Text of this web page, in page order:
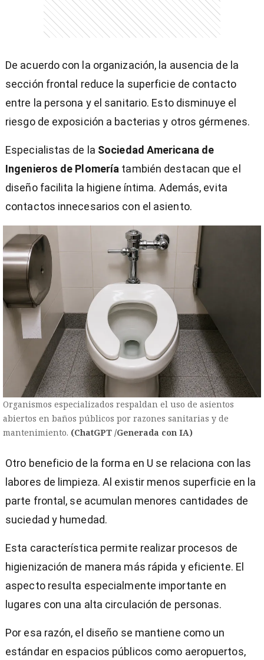
De acuerdo con la organización, la ausencia de la
sección frontal reduce la superficie de contacto
entre la persona y el sanitario. Esto disminuye el
riesgo de exposición a bacterias y otros gérmenes.
Especialistas de la Sociedad Americana de
Ingenieros de Plomería también destacan que el
diseño facilita la higiene íntima. Además, evita
contactos innecesarios con el asiento.
Organismos especializados respaldan el uso de asientos
abiertos en baños públicos por razones sanitarias y de
mantenimiento. (ChatGPT /Generada con IA)
Otro beneficio de la forma en U se relaciona con las
labores de limpieza. Al existir menos superficie en la
parte frontal, se acumulan menores cantidades de
suciedad y humedad.
Esta característica permite realizar procesos de
higienización de manera más rápida y eficiente. El
aspecto resulta especialmente importante en
lugares con una alta circulación de personas.
Por esa razón, el diseño se mantiene como un
estándar en espacios públicos como aeropuertos,